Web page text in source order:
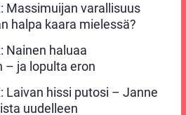
Massimuijan varallisuus
halpa kaara mielessä?
Nainen haluaa
– ja lopulta eron
Laivan hissi putosi – Janne
uudelleen